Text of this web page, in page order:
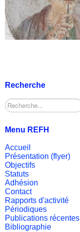
Recherche
Rechercher
Menu REFH
Accueil
Présentation (flyer)
Objectifs
Statuts
Adhésion
Contact
Rapports d'activité
Périodiques
Publications récentes
Bibliographie